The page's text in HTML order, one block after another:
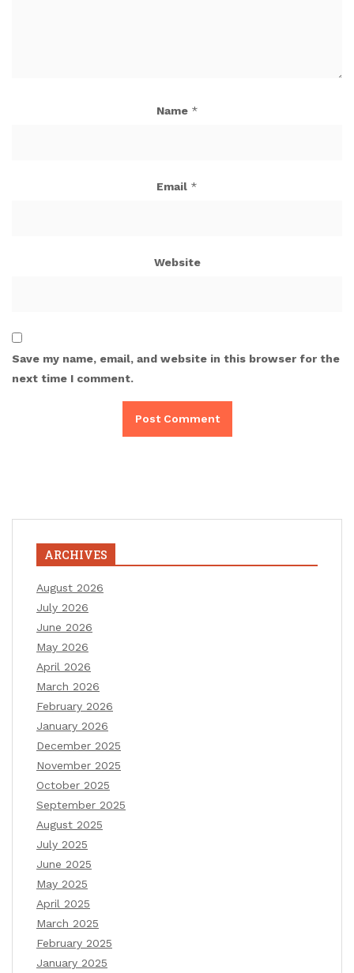
Name *
Email *
Website
Save my name, email, and website in this browser for the
next time I comment.
ARCHIVES
August 2026
July 2026
June 2026
May 2026
April 2026
March 2026
February 2026
January 2026
December 2025
November 2025
October 2025
September 2025
August 2025
July 2025
June 2025
May 2025
April 2025
March 2025
February 2025
January 2025